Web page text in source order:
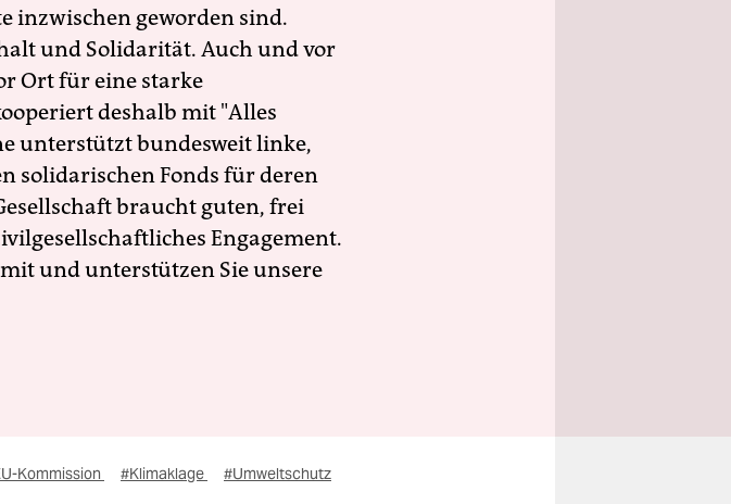
inzwischen geworden sind.
und Solidarität. Auch und vor
Ort für eine starke
deshalb mit "Alles
unterstützt bundesweit linke,
solidarischen Fonds für deren
braucht guten, frei
Engagement.
und unterstützen Sie unsere
Kommission #Klimaklage #Umweltschutz